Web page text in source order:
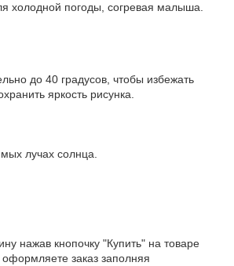
холодной погоды, согревая малыша.
до 40 градусов, чтобы избежать
яркость рисунка.
лучах солнца.
нажав кнопочку "Купить" на товаре
заказ заполняя